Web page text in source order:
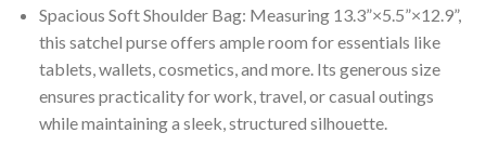
Spacious Soft Shoulder Bag: Measuring 13.3”×5.5”×12.9”,
this satchel purse offers ample room for essentials like
tablets, wallets, cosmetics, and more. Its generous size
ensures practicality for work, travel, or casual outings
while maintaining a sleek, structured silhouette.